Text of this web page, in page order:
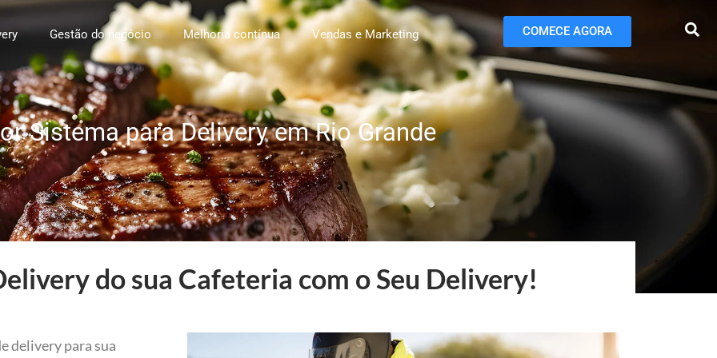
Gestão do negócio Melhoria contínua Vendas e Marketing COMECE AGORA
Sistema para Delivery em Rio Grande
do sua Cafeteria com o Seu Delivery!
delivery para sua